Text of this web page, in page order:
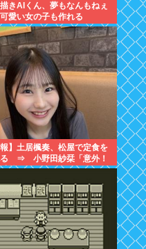
きAIくん、夢もなんもねぇ
愛い女の子も作れる
報】土居楓奏、松屋で定食を
る ⇒ 小野田紗栞「意外！
持った」